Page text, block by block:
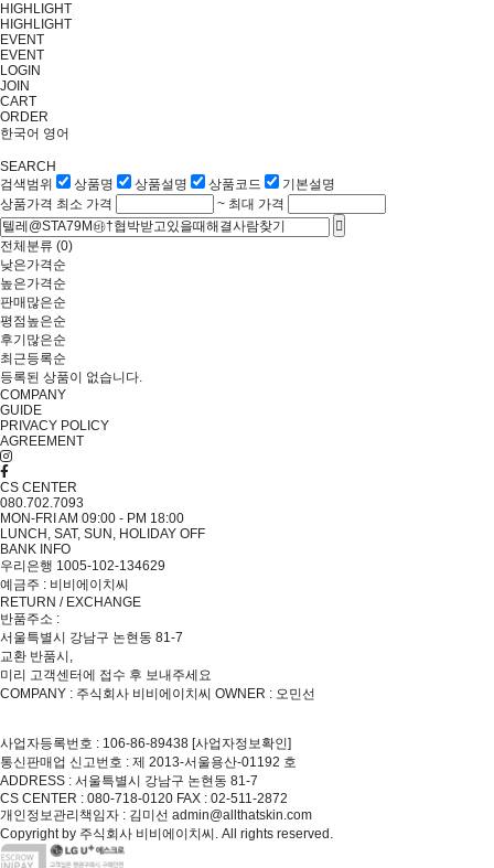
HIGHLIGHT
HIGHLIGHT
EVENT
EVENT
LOGIN
JOIN
CART
ORDER
한국어 영어
SEARCH
검색범위
상품명 상품설명 상품코드
기본설명
상품가격 최소 가격 ~ 최대 가격
전체분류 (0)
낮은가격순
높은가격순
판매많은순
평점높은순
후기많은순
최근등록순
등록된 상품이 없습니다.
COMPANY
GUIDE
PRIVACY POLICY
AGREEMENT
CS CENTER
080.702.7093
MON-FRI AM 09:00 - PM 18:00
LUNCH, SAT, SUN, HOLIDAY OFF
BANK INFO
우리은행 1005-102-134629
예금주 : 비비에이치씨
RETURN / EXCHANGE
반품주소 :
서울특별시 강남구 논현동 81-7
교환 반품시,
미리 고객센터에 접수 후 보내주세요
COMPANY : 주식회사 비비에이치씨 OWNER : 오민선
사업자등록번호 : 106-86-89438 [사업자정보확인]
통신판매업 신고번호 : 제 2013-서울용산-01192 호
ADDRESS : 서울특별시 강남구 논현동 81-7
CS CENTER : 080-718-0120 FAX : 02-511-2872
개인정보관리책임자 : 김미선 admin@allthatskin.com
Copyright by 주식회사 비비에이치씨. All rights reserved.